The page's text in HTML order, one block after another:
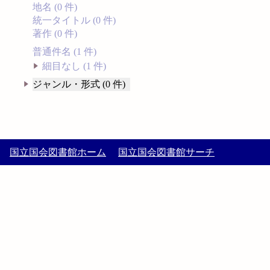
地名 (0 件)
統一タイトル (0 件)
著作 (0 件)
普通件名 (1 件)
細目なし (1 件)
ジャンル・形式 (0 件)
国立国会図書館ホーム 国立国会図書館サーチ